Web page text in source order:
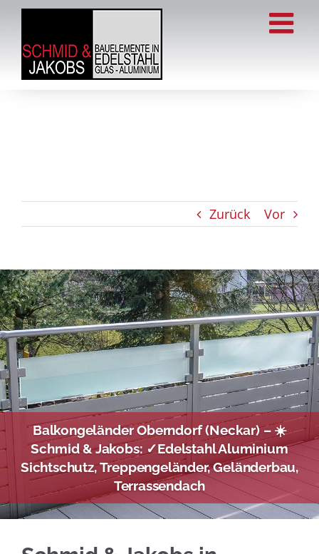
Zum
springen
Zurück Vor
Balkongeländer Oberndorf (Neckar) – ☀️
Schmid & Jakobs: ✓Edelstahl Aluminium
Sichtschutz, Treppengeländer, Geländerbau,
Terrassendach